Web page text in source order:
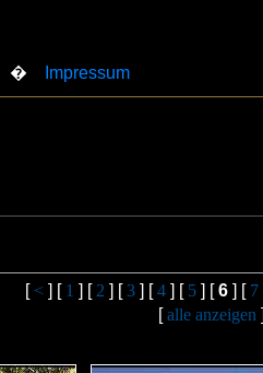
� Impressum
[ <] [ 1 ] [ 2 ] [3] [4] [ 5] [6] [ 7
[alle anzeigen ]